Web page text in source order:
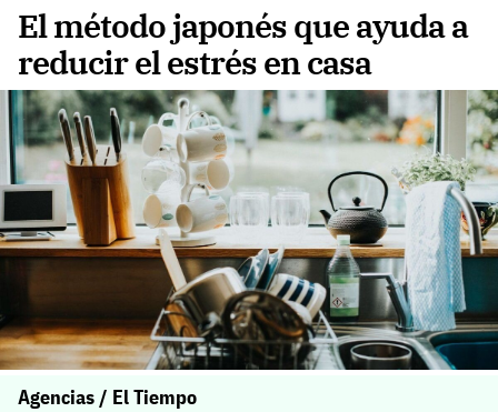
El método japonés que ayuda a
reducir el estrés en casa
Agencias / El Tiempo